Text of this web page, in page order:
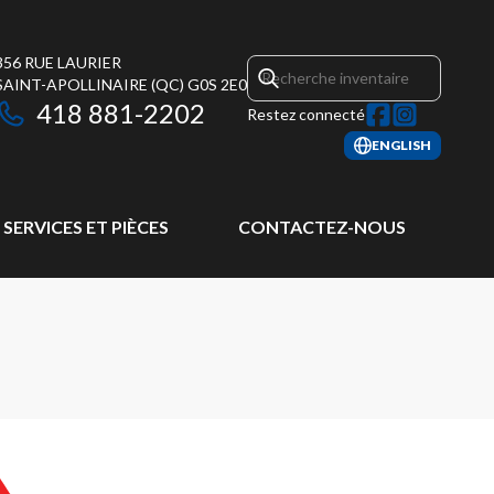
RUE LAURIER
APOLLINAIRE (QC) G0S 2E0
418 881-2202 Restez connecté
ENGLISH
SERVICES ET PIÈCES CONTACTEZ-NOUS